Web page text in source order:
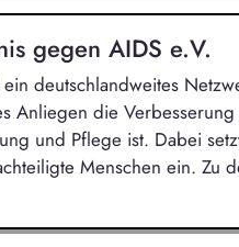
gegen AIDS e.V.
deutschlandweites
Anliegen die
und Pflege ist. Dabei
Menschen ein. Zu